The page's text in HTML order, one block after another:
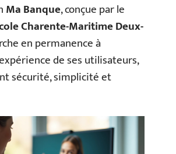
Ma Banque, conçue par le
Charente-Maritime Deux-
en permanence à
de ses utilisateurs,
sécurité, simplicité et